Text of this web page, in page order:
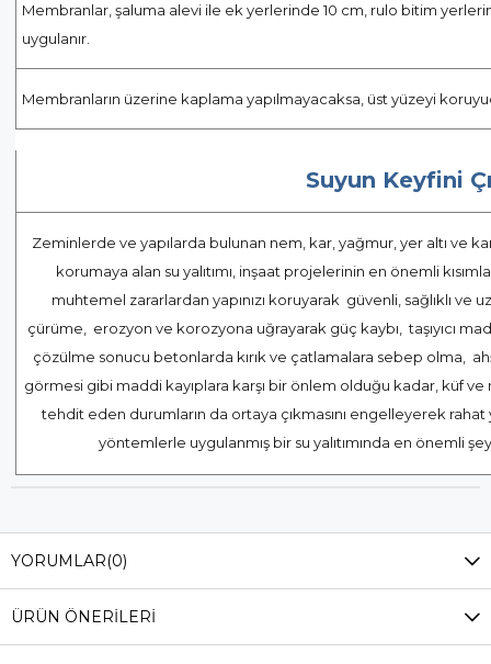
Membranlar, şaluma alevi ile ek yerlerinde 10 cm, rulo bitim
uygulanır.
Membranların üzerine kaplama yapılmayacaksa, üst yüzeyi
Suyun Keyfini
Zeminlerde ve yapılarda bulunan nem, kar, yağmur, yer altı ve
korumaya alan su yalıtımı, inşaat projelerinin en önemli
muhtemel zararlardan yapınızı koruyarak güvenli, sağlıklı ve
çürüme, erozyon ve korozyona uğrayarak güç kaybı, taşıyıcı
çözülme sonucu betonlarda kırık ve çatlamalara sebep olma,
görmesi gibi maddi kayıplara karşı bir önlem olduğu kadar, küf ve
tehdit eden durumların da ortaya çıkmasını engelleyerek
yöntemlerle uygulanmış bir su yalıtımında en önemli
YORUMLAR(0)
ÜRÜN ÖNERILERI